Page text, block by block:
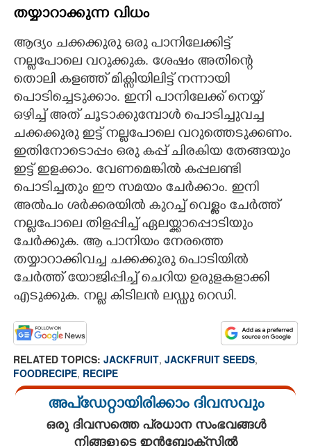
തയ്യാറാക്കുന്ന വിധം
ആദ്യം ചക്കക്കുരു ഒരു പാനിലേക്കിട്ട്
നല്ലപോലെ വറുക്കുക. ശേഷം അതിന്റെ
തൊലി കളഞ്ഞ് മിക്സിയിലിട്ട് നന്നായി
പൊടിച്ചെടുക്കാം. ഇനി പാനിലേക്ക് നെയ്യ്
ഒഴിച്ച് അത് ചൂടാക്കുമ്പോൾ പൊടിച്ചുവച്ച
ചക്കക്കുരു ഇട്ട് നല്ലപോലെ വറുത്തെടുക്കണം.
ഇതിനോടൊപ്പം ഒരു കപ്പ് ചിരകിയ തേങ്ങയും
ഇട്ട് ഇളക്കാം. വേണമെങ്കിൽ കപ്പലണ്ടി
പൊടിച്ചതും ഈ സമയം ചേർക്കാം. ഇനി
അൽപം ശർക്കരയിൽ കുറച്ച് വെള്ളം ചേർത്ത്
നല്ലപോലെ തിളപ്പിച്ച് ഏലയ്ക്കാപ്പൊടിയും
ചേർക്കുക. ആ പാനിയം നേരത്തെ
തയ്യാറാക്കിവച്ച ചക്കക്കുരു പൊടിയിൽ
ചേർത്ത് യോജിപ്പിച്ച് ചെറിയ ഉരുളകളാക്കി
എടുക്കുക. നല്ല കിടിലൻ ലഡ്ഡു റെഡി.
RELATED TOPICS: JACKFRUIT, JACKFRUIT SEEDS,
FOODRECIPE, RECIPE
അപ്ഡേറ്റായിരിക്കാം ദിവസവും
ഒരു ദിവസത്തെ പ്രധാന സംഭവങ്ങൾ
നിങ്ങളുടെ ഇൻബോക്സിൽ